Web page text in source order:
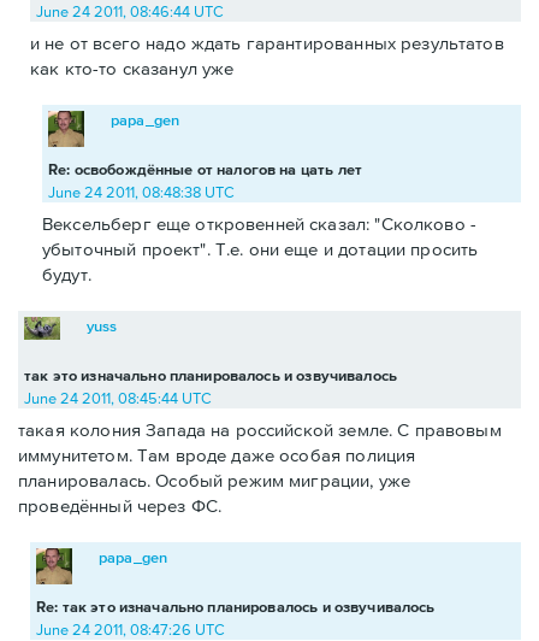
June 24 2011, 08:46:44 UTC
и не от всего надо ждать гарантированных результатов
как кто-то сказанул уже
Re: освобождённые от налогов на цать лет
papa_gen
June 24 2011, 08:48:38 UTC
Вексельберг еще откровенней сказал: "Сколково -
убыточный проект". Т.е. они еще и дотации просить
будут.
так это изначально планировалось и озвучивалось
yuss
June 24 2011, 08:45:44 UTC
такая колония Запада на российской земле. С правовым
иммунитетом. Там вроде даже особая полиция
планировалась. Особый режим миграции, уже
проведённый через ФС.
Re: так это изначально планировалось и озвучивалось
papa_gen
June 24 2011, 08:47:26 UTC